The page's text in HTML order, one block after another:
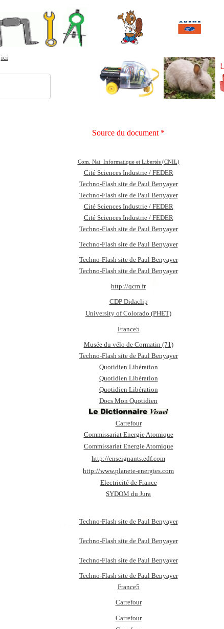
ici
Source du document *
Com. Nat. Informatique et Libertés (CNIL)
Cité Sciences Industrie / FEDER
Techno-Flash site de Paul Benyayer
Techno-Flash site de Paul Benyayer
Cité Sciences Industrie / FEDER
Cité Sciences Industrie / FEDER
Techno-Flash site de Paul Benyayer
Techno-Flash site de Paul Benyayer
Techno-Flash site de Paul Benyayer
Techno-Flash site de Paul Benyayer
http://qcm.fr
CDP Didaclip
University of Colorado (PHET)
France5
Musée du vélo de Cormatin (71)
Techno-Flash site de Paul Benyayer
Quotidien Libération
Quotidien Libération
Quotidien Libération
Docs Mon Quotidien
Carrefour
Commissariat Energie Atomique
Commissariat Energie Atomique
http://enseignants.edf.com
http://www.planete-energies.com
Electricité de France
SYDOM du Jura
Techno-Flash site de Paul Benyayer
Techno-Flash site de Paul Benyayer
Techno-Flash site de Paul Benyayer
Techno-Flash site de Paul Benyayer
France5
Carrefour
Carrefour